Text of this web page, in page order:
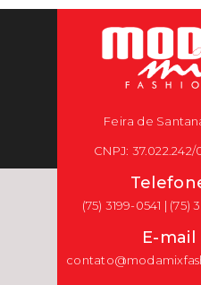
Feira de
CNPJ:
(75) 3199-0541 | (75)
E-mail